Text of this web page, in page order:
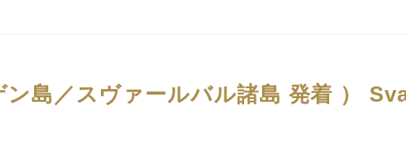
島／スヴァールバル諸島 発着 ）